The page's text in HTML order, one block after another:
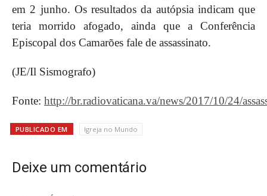
em 2 junho. Os resultados da autópsia indicam que
teria morrido afogado, ainda que a Conferência
Episcopal dos Camarões fale de assassinato.
(JE/Il Sismografo)
Fonte: http://br.radiovaticana.va/news/2017/10/24/
PUBLICADO EM Igreja no Mundo
Deixe um comentário